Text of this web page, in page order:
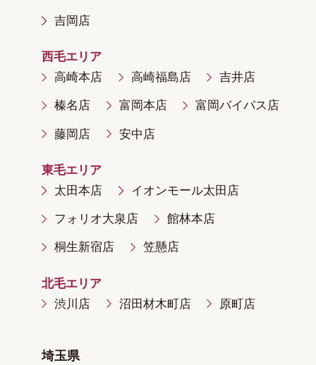
吉岡店
西毛エリア
高崎本店
高崎福島店 吉井店
榛名店 富岡本店 富岡バイパス店
藤岡店 安中店
東毛エリア
太田本店
イオンモール太田店
フォリオ大泉店 館林本店
桐生新宿店 笠懸店
北毛エリア
渋川店
沼田材木町店 原町店
埼玉県